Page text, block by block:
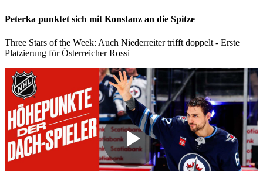
Peterka punktet sich mit Konstanz an die Spitze
Three Stars of the Week: Auch Niederreiter trifft doppelt - Erste
Platzierung für Österreicher Rossi